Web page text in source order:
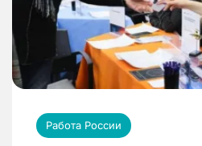
Работа России